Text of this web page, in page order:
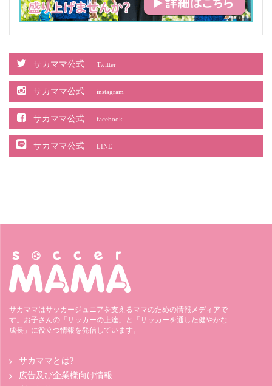
サカママ公式 Twitter
サカママ公式 instagram
サカママ公式 facebook
サカママ公式 LINE
サカママはサッカージュニアを支えるママのための情報メディアで
す。お子さんの「サッカーの上達」と「サッカーを通した健やかな
成長」に役立つ情報を発信しています。
サカママとは?
広告及び企業様向け情報